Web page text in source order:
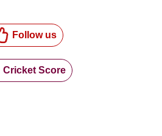
Follow us
Cricket Score